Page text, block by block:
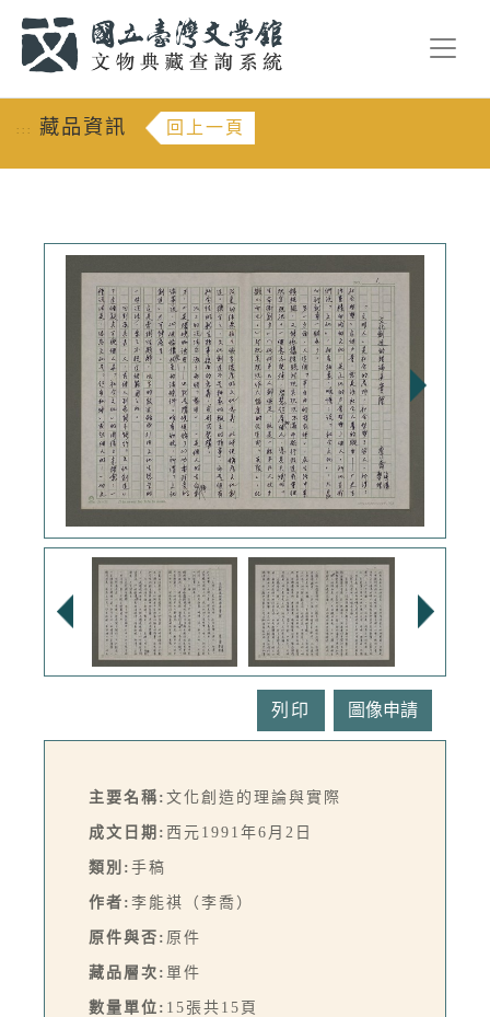
::: 藏品資訊 回上一頁
列印
主要名稱: 文化創造的理論與實際
成文日期: 西元1991年6月2日
類別: 手稿
作者: 李能祺（李喬）
原件與否: 原件
藏品層次: 單件
數量單位: 15張共15頁